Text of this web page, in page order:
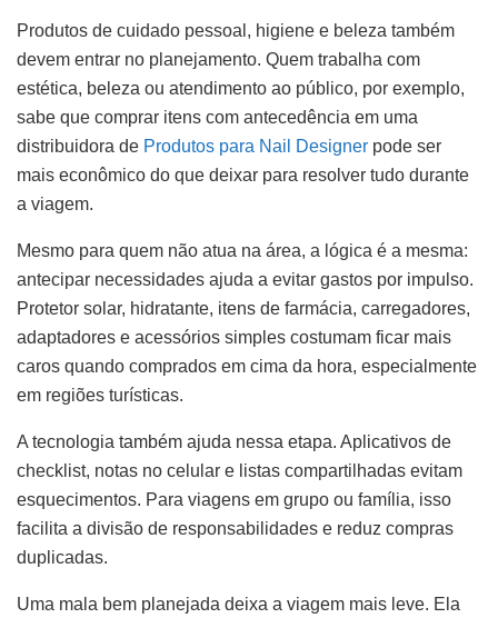
Produtos de cuidado pessoal, higiene e beleza também
devem entrar no planejamento. Quem trabalha com
estética, beleza ou atendimento ao público, por exemplo,
sabe que comprar itens com antecedência em uma
distribuidora de Produtos para Nail Designer pode ser
mais econômico do que deixar para resolver tudo durante
a viagem.
Mesmo para quem não atua na área, a lógica é a mesma:
antecipar necessidades ajuda a evitar gastos por impulso.
Protetor solar, hidratante, itens de farmácia, carregadores,
adaptadores e acessórios simples costumam ficar mais
caros quando comprados em cima da hora, especialmente
em regiões turísticas.
A tecnologia também ajuda nessa etapa. Aplicativos de
checklist, notas no celular e listas compartilhadas evitam
esquecimentos. Para viagens em grupo ou família, isso
facilita a divisão de responsabilidades e reduz compras
duplicadas.
Uma mala bem planejada deixa a viagem mais leve. Ela